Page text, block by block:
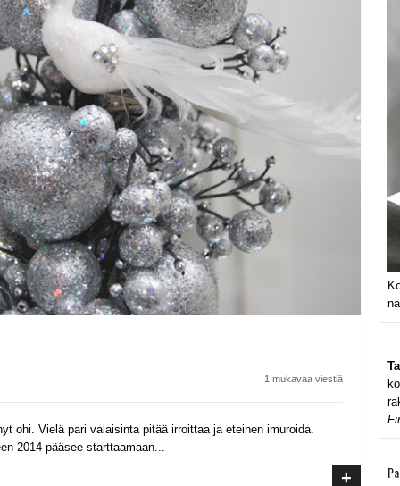
1 mukavaa viestiä
ohi. Vielä pari valaisinta pitää irroittaa ja eteinen imuroida.
2014 pääsee starttaamaan...
+